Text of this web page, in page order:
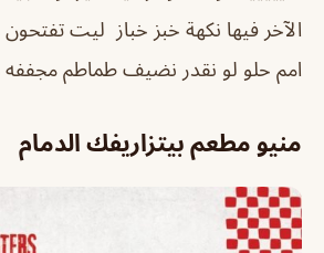
الآخر فيها نكهة خبز خباز ليت تفتحون
امم حلو لو نقدر نضيف طماطم مجففه
منيو مطعم بيتزاريفك الدمام